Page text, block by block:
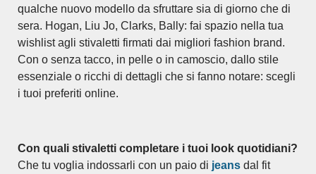
qualche nuovo modello da sfruttare sia di giorno che di
sera. Hogan, Liu Jo, Clarks, Bally: fai spazio nella tua
wishlist agli stivaletti firmati dai migliori fashion brand.
Con o senza tacco, in pelle o in camoscio, dallo stile
essenziale o ricchi di dettagli che si fanno notare: scegli
i tuoi preferiti online.
Con quali stivaletti completare i tuoi look quotidiani?
Che tu voglia indossarli con un paio di jeans dal fit